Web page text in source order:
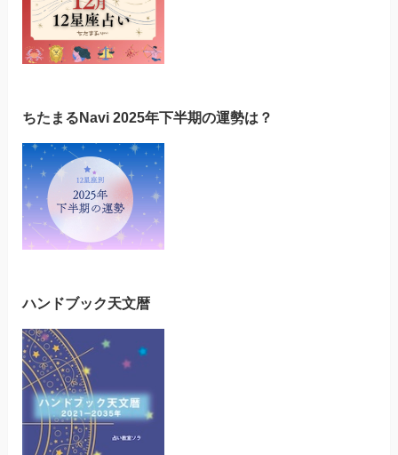
ちたまるNavi 2025年下半期の運勢は？
ハンドブック天文暦